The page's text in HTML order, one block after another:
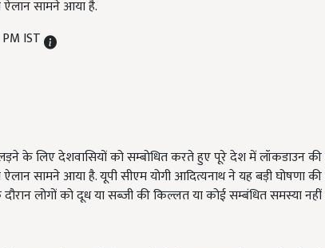
ऐलान सामने आया है.
IST
के लिए देशवासियों को सम्बोधित करते हुए पूरे देश में लॉकडाउन की
सामने आया है. यूपी सीएम योगी आदित्यनाथ ने यह बड़ी घोषणा
दौरान लोगों को दूध या सब्जी की किल्लत या कोई सम्बंधित समस्या नहीं